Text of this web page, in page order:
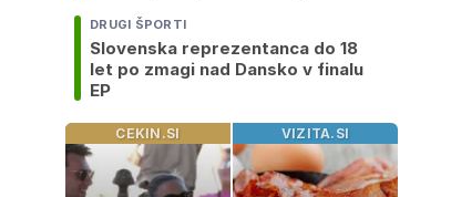
DRUGI ŠPORTI
Slovenska reprezentanca do 18
let po zmagi nad Dansko v finalu
EP
CEKIN.SI VIZITA.SI